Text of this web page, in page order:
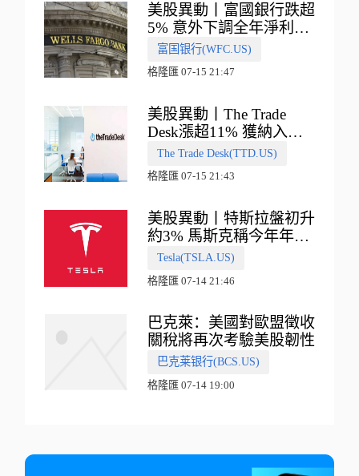
美股異動丨富國銀行跌超
5% 意外下調全年淨利息
收入指引
富国银行(WFC.US)
格隆匯 07-15 21:47
美股異動丨The Trade
Desk漲超11% 獲納入標
普500指數
The Trade Desk(TTD.US)
格隆匯 07-15 21:43
美股異動丨特斯拉盤初升
約3% 馬斯克稱今年年底
會有‘史詩級震撼’的演示
Tesla(TSLA.US)
格隆匯 07-14 21:46
巴克萊：美國對歐盟徵收
關稅將再次考驗美股韌性
巴克莱银行(BCS.US)
格隆匯 07-14 19:00